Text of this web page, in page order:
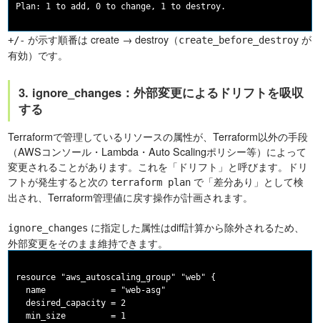
+/- が示す順番は create → destroy（create_before_destroy が
有効）です。
3. ignore_changes：外部変更によるドリフトを吸収
する
Terraformで管理しているリソースの属性が、Terraform以外の手段
（AWSコンソール・Lambda・Auto Scalingポリシー等）によって
変更されることがあります。これを「ドリフト」と呼びます。ドリ
フトが発生すると次のterraform plan で「差分あり」として検
出され、Terraform管理値に戻す操作が計画されます。
ignore_changes に指定した属性はdiff計算から除外されるため、
外部変更をそのまま維持できます。
resource "aws_autoscaling_group" "web" {
  name             = "web-asg"
  desired_capacity = 2
  min_size         = 1